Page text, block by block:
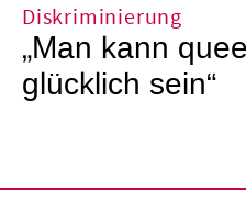
Diskriminierung
„Man kann
glücklich sein“